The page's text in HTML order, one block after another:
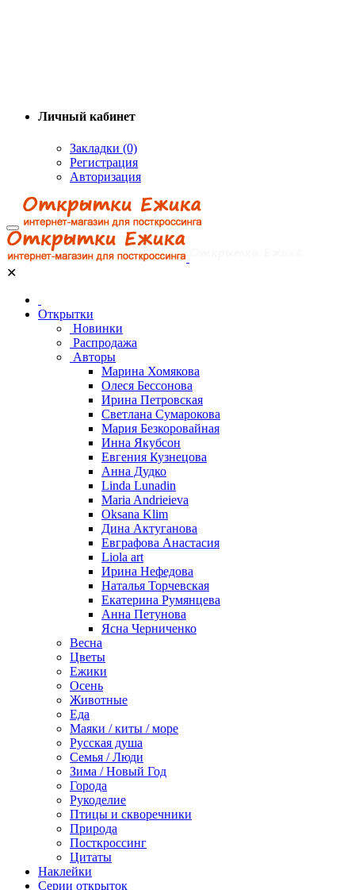
Личный кабинет
Закладки (0)
Регистрация
Авторизация
✕
Открытки
Новинки
Распродажа
Авторы
Марина Хомякова
Олеся Бессонова
Ирина Петровская
Светлана Сумарокова
Мария Безкоровайная
Инна Якубсон
Евгения Кузнецова
Анна Дудко
Linda Lunadin
Maria Andrieieva
Oksana Klim
Дина Актуганова
Евграфова Анастасия
Liola art
Ирина Нефедова
Наталья Торчевская
Екатерина Румянцева
Анна Петунова
Ясна Черниченко
Весна
Цветы
Ежики
Осень
Животные
Еда
Маяки / киты / море
Русская душа
Семья / Люди
Зима / Новый Год
Города
Рукоделие
Птицы и скворечники
Природа
Посткроссинг
Цитаты
Наклейки
Серии открыток